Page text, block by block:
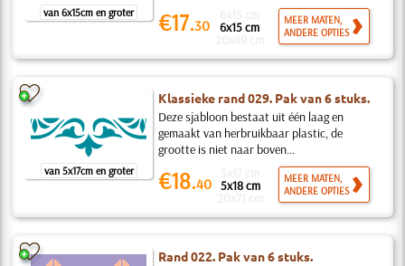
van 6x15cm en groter €17.30 6x15 cm
MEER MATEN,
ANDERE OPTIES
van 5x17cm en groter
Klassieke rand 029. Pak van 6 stuks.
Deze sjabloon bestaat uit één laag en
gemaakt van herbruikbaar plastic, de
grootte is niet naar boven...
€18.40 5x18 cm
MEER MATEN,
ANDERE OPTIES
Rand 022. Pak van 6 stuks.